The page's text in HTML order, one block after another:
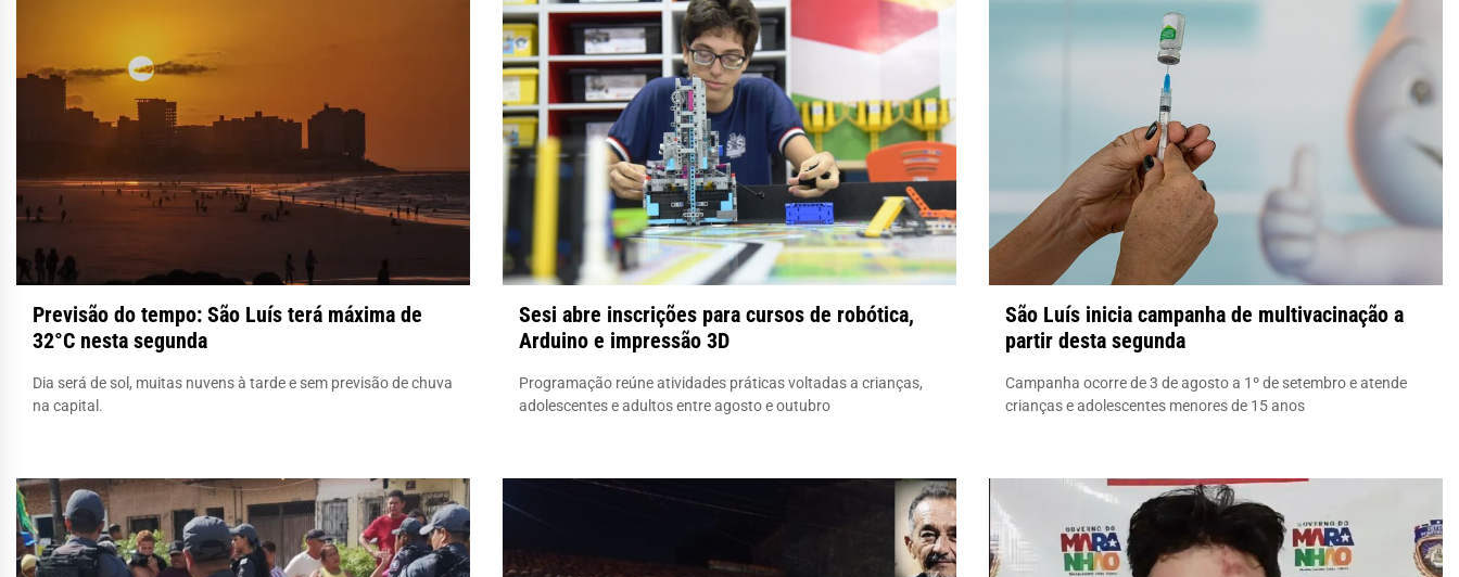
Previsão do tempo: São Luís terá máxima de
32°C nesta segunda
Dia será de sol, muitas nuvens à tarde e sem previsão de chuva
na capital.
Sesi abre inscrições para cursos de robótica,
Arduino e impressão 3D
Programação reúne atividades práticas voltadas a crianças,
adolescentes e adultos entre agosto e outubro
São Luís inicia campanha de multivacinação a
partir desta segunda
Campanha ocorre de 3 de agosto a 1º de setembro e atende
crianças e adolescentes menores de 15 anos